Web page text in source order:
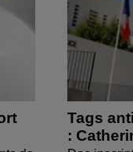
Tags
: